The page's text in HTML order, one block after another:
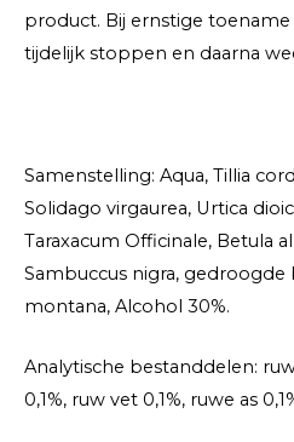
product. Bij ernstige
tijdelijk stoppen en daarna
Samenstelling: Aqua, Tillia
Solidago virgaurea, Urtica
Taraxacum Officinale, Betula
Sambuccus nigra, gedroogde
montana, Alcohol 30%.
Analytische bestanddelen:
0,1%, ruw vet 0,1%, ruwe as